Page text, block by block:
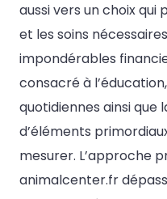
aussi vers un choix
et les soins
impondérables
consacré à
quotidiennes ainsi que
d’éléments
mesurer. L’approche
animalcenter.fr